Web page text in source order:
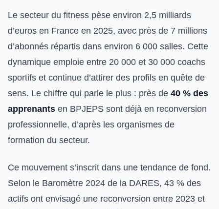
Le secteur du fitness pèse environ 2,5 milliards
d’euros en France en 2025, avec près de 7 millions
d’abonnés répartis dans environ 6 000 salles. Cette
dynamique emploie entre 20 000 et 30 000 coachs
sportifs et continue d’attirer des profils en quête de
sens. Le chiffre qui parle le plus : près de 40 % des
apprenants en BPJEPS sont déjà en reconversion
professionnelle, d’après les organismes de
formation du secteur.
Ce mouvement s’inscrit dans une tendance de fond.
Selon le Baromètre 2024 de la DARES, 43 % des
actifs ont envisagé une reconversion entre 2023 et